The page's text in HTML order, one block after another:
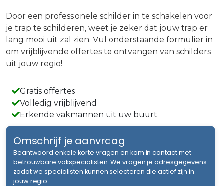
Door een professionele schilder in te schakelen voor
je trap te schilderen, weet je zeker dat jouw trap er
lang mooi uit zal zien. Vul onderstaande formulier in
om vrijblijvende offertes te ontvangen van schilders
uit jouw regio!
Gratis offertes
Volledig vrijblijvend
Erkende vakmannen uit uw buurt
Omschrijf je aanvraag
Beantwoord enkele korte vragen en kom in contact met
betrouwbare vakspecialisten. We vragen je adresgegevens
zodat we specialisten kunnen selecteren die actief zijn in
jouw regio.